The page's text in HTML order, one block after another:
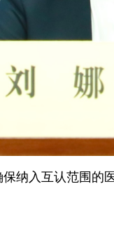
纳入互认范围的